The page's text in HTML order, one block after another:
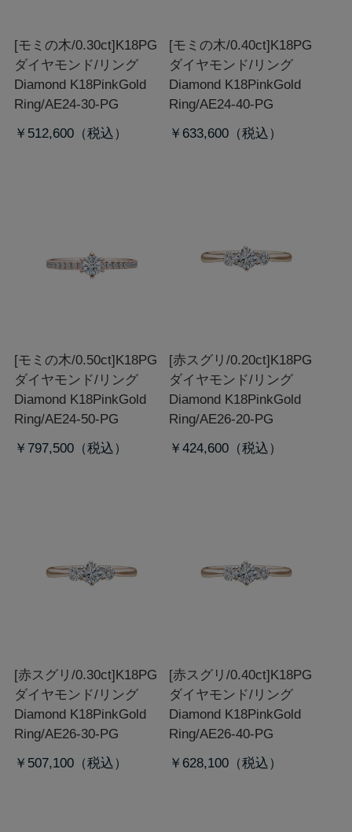
[モミの木/0.30ct]K18PG
ダイヤモンド/リング
Diamond K18PinkGold
Ring/AE24-30-PG
￥512,600
[モミの木/0.40ct]K18PG
ダイヤモンド/リング
Diamond K18PinkGold
Ring/AE24-40-PG
￥633,600
[モミの木/0.50ct]K18PG
ダイヤモンド/リング
Diamond K18PinkGold
Ring/AE24-50-PG
￥797,500
[赤スグリ/0.20ct]K18PG
ダイヤモンド/リング
Diamond K18PinkGold
Ring/AE26-20-PG
￥424,600
[赤スグリ/0.30ct]K18PG
ダイヤモンド/リング
Diamond K18PinkGold
Ring/AE26-30-PG
￥507,100
[赤スグリ/0.40ct]K18PG
ダイヤモンド/リング
Diamond K18PinkGold
Ring/AE26-40-PG
￥628,100